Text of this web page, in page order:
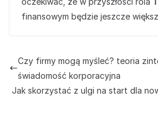
finansowym będzie jeszcze
Czy firmy mogą myśleć? teoria
świadomość korporacyjna
Jak skorzystać z ulgi na start dla